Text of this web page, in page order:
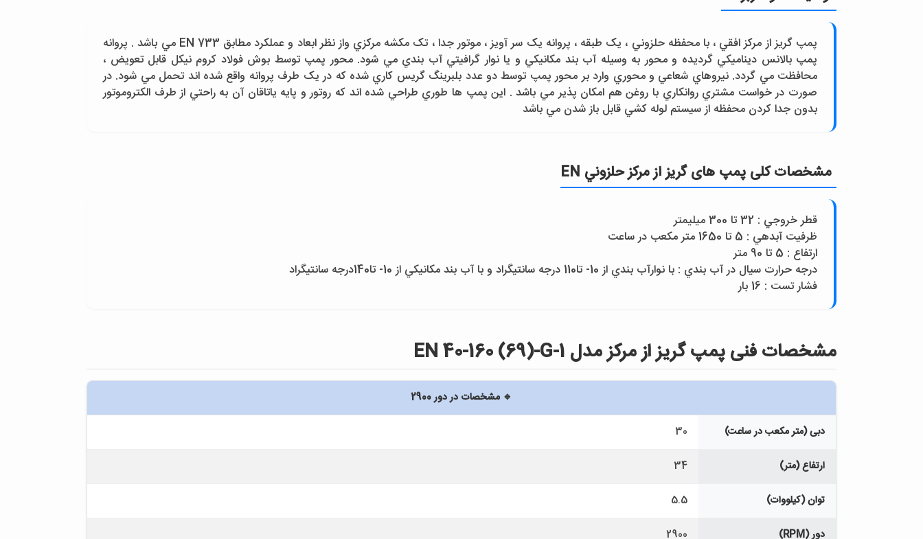
پمپ گريز از مرکز افقي ، با محفظه حلزوني ، يک طبقه ، پروانه يک سر آويز ، موتور جدا ، تک مکشه مرکزي واز نظر ابعاد و عملکرد مطابق EN 733 مي باشد . پروانه
پمپ بالانس ديناميکي گرديده و محور به وسيله آب بند مکانيکي و يا نوار گرافيتي آب بندي مي شود. محور پمپ توسط بوش فولاد کروم نيکل قابل تعويض ،
محافظت مي گردد. نيروهاي شعاعي و محوري وارد بر محور پمپ توسط دو عدد بلبرينگ گريس کاري شده که در يک طرف پروانه واقع شده اند تحمل مي شود. در
صورت در خواست مشتري روانکاري با روغن هم امکان پذير مي باشد . اين پمپ ها طوري طراحي شده اند که روتور و پايه ياتاقان آن به راحتي از طرف الکتروموتور
بدون جدا کردن محفظه از سيستم لوله کشي قابل باز شدن مي باشد
مشخصات کلی پمپ های گريز از مرکز حلزوني EN
قطر خروجي : 32 تا 300 ميليمتر
ظرفيت آبدهي : 5 تا 1650 متر مکعب در ساعت
ارتفاع : 5 تا 90 متر
درجه حرارت سيال در آب بندي : با نوارآب بندي از 10- تا110 درجه سانتيگراد و با آب بند مکانيکي از 10- تا140درجه سانتيگراد
فشار تست : 16 بار
مشخصات فنی پمپ گريز از مرکز مدل EN 40-160 (69)-G-1
🔹 مشخصات در دور 2900
دبی (متر مکعب در ساعت) 30
ارتفاع (متر) 34
توان (کیلووات) 5.5
دور (RPM) 2900